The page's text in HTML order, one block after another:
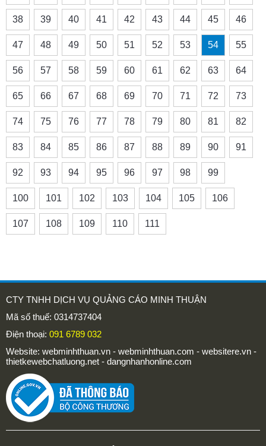
38 39 40 41 42 43 44 45 46
47 48 49 50 51 52 53 54 55
56 57 58 59 60 61 62 63 64
65 66 67 68 69 70 71 72 73
74 75 76 77 78 79 80 81 82
83 84 85 86 87 88 89 90 91
92 93 94 95 96 97 98 99
100 101 102 103 104 105 106
107 108 109 110 111
CTY TNHH DỊCH VỤ QUẢNG CÁO MINH THUẬN
Mã số thuế: 0314737404
Điện thoại: 091 6789 032
Website: webminhthuan.vn - webminhthuan.com - websitere.vn -
thietkewebchatluong.net - dangnhanhonline.com